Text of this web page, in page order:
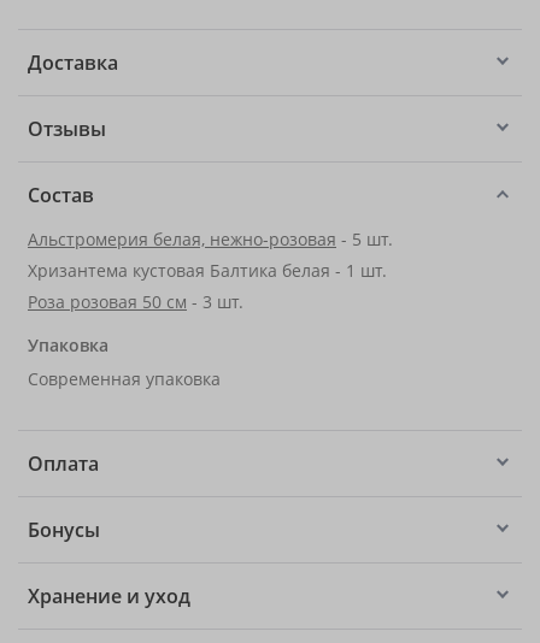
Доставка
Отзывы
Состав
Альстромерия белая, нежно-розовая - 5 шт.
Хризантема кустовая Балтика белая - 1 шт.
Роза розовая 50 см - 3 шт.
Упаковка
Современная упаковка
Оплата
Бонусы
Хранение и уход